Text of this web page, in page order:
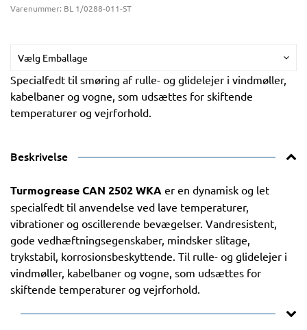
Varenummer: BL 1/0288-011-ST
Vælg Emballage
Specialfedt til smøring af rulle- og glidelejer i vindmøller,
kabelbaner og vogne, som udsættes for skiftende
temperaturer og vejrforhold.
Beskrivelse
Turmogrease CAN 2502 WKA er en dynamisk og let
specialfedt til anvendelse ved lave temperaturer,
vibrationer og oscillerende bevægelser. Vandresistent,
gode vedhæftningsegenskaber, mindsker slitage,
trykstabil, korrosionsbeskyttende. Til rulle- og glidelejer i
vindmøller, kabelbaner og vogne, som udsættes for
skiftende temperaturer og vejrforhold.